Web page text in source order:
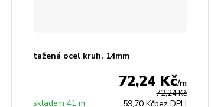
tažená ocel kruh. 14mm
72,24 Kč
72,24 Kč/m
59,70 Kčbez DPH
skladem 41 m